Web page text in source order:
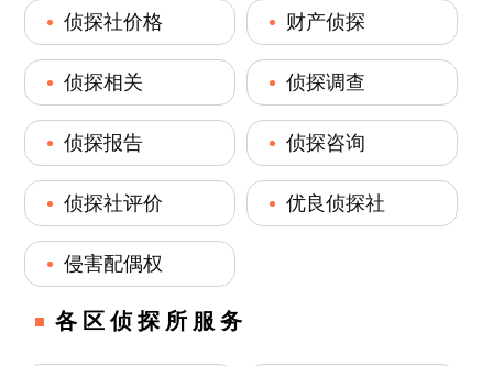
侦探社价格 财产侦探
侦探相关 侦探调查
侦探报告 侦探咨询
侦探社评价 优良侦探社
侵害配偶权
各区侦探所服务